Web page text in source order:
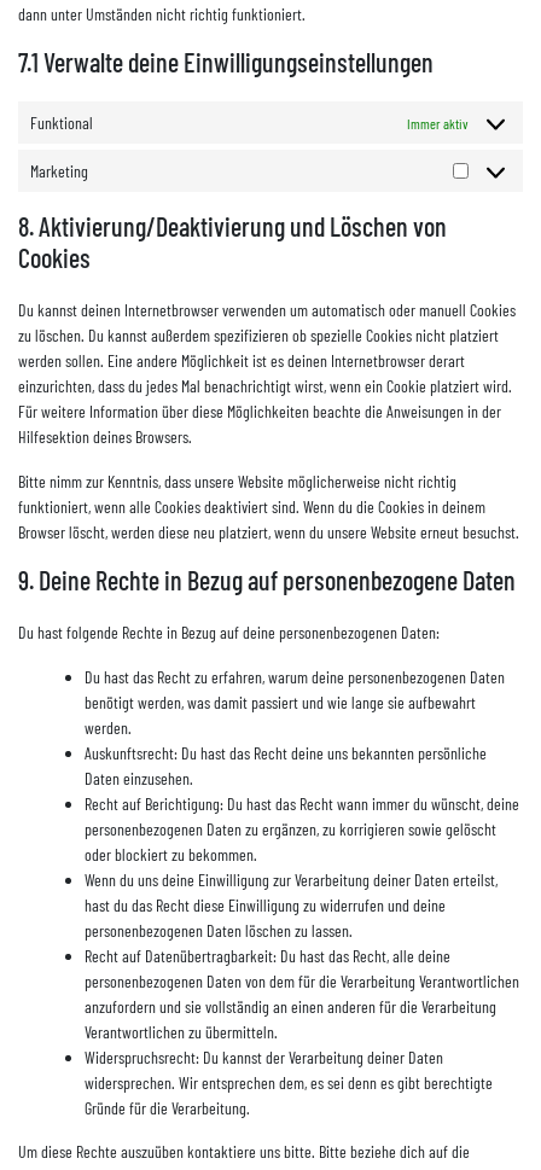
dann unter Umständen nicht richtig funktioniert.
7.1 Verwalte deine Einwilligungseinstellungen
Funktional Immer aktiv
Marketing
8. Aktivierung/Deaktivierung und Löschen von
Cookies
Du kannst deinen Internetbrowser verwenden um automatisch oder manuell Cookies
zu löschen. Du kannst außerdem spezifizieren ob spezielle Cookies nicht platziert
werden sollen. Eine andere Möglichkeit ist es deinen Internetbrowser derart
einzurichten, dass du jedes Mal benachrichtigt wirst, wenn ein Cookie platziert wird.
Für weitere Information über diese Möglichkeiten beachte die Anweisungen in der
Hilfesektion deines Browsers.
Bitte nimm zur Kenntnis, dass unsere Website möglicherweise nicht richtig
funktioniert, wenn alle Cookies deaktiviert sind. Wenn du die Cookies in deinem
Browser löscht, werden diese neu platziert, wenn du unsere Website erneut besuchst.
9. Deine Rechte in Bezug auf personenbezogene Daten
Du hast folgende Rechte in Bezug auf deine personenbezogenen Daten:
Du hast das Recht zu erfahren, warum deine personenbezogenen Daten
benötigt werden, was damit passiert und wie lange sie aufbewahrt
werden.
Auskunftsrecht: Du hast das Recht deine uns bekannten persönliche
Daten einzusehen.
Recht auf Berichtigung: Du hast das Recht wann immer du wünscht, deine
personenbezogenen Daten zu ergänzen, zu korrigieren sowie gelöscht
oder blockiert zu bekommen.
Wenn du uns deine Einwilligung zur Verarbeitung deiner Daten erteilst,
hast du das Recht diese Einwilligung zu widerrufen und deine
personenbezogenen Daten löschen zu lassen.
Recht auf Datenübertragbarkeit: Du hast das Recht, alle deine
personenbezogenen Daten von dem für die Verarbeitung Verantwortlichen
anzufordern und sie vollständig an einen anderen für die Verarbeitung
Verantwortlichen zu übermitteln.
Widerspruchsrecht: Du kannst der Verarbeitung deiner Daten
widersprechen. Wir entsprechen dem, es sei denn es gibt berechtigte
Gründe für die Verarbeitung.
Um diese Rechte auszuüben kontaktiere uns bitte. Bitte beziehe dich auf die